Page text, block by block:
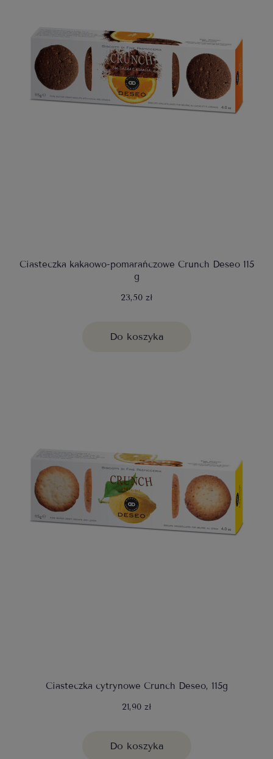
Ciasteczka kakaowo-pomarańczowe Crunch Deseo 115
g
23,50 zł
Do koszyka
Ciasteczka cytrynowe Crunch Deseo, 115g
21,90 zł
Do koszyka